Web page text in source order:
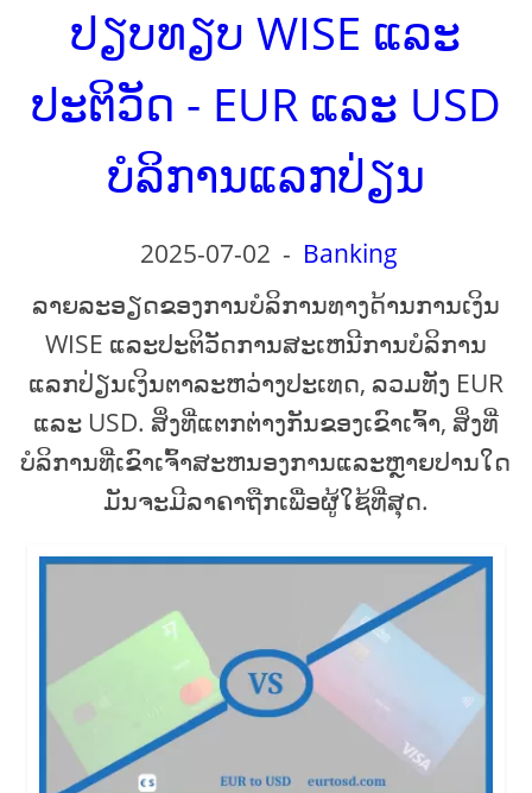
ປຽບທຽບ WISE ແລະ
ປະຕິວັດ - EUR ແລະ USD
ບໍລິການແລກປ່ຽນ
2025-07-02 - Banking
ລາຍລະອຽດຂອງການບໍລິການທາງດ້ານການເງິນ
WISE ແລະປະຕິວັດການສະເຫນີການບໍລິການ
ແລກປ່ຽນເງິນຕາລະຫວ່າງປະເທດ, ລວມທັງ EUR
ແລະ USD. ສິ່ງທີ່ແຕກຕ່າງກັນຂອງເຂົາເຈົ້າ, ສິ່ງທີ່
ບໍລິການທີ່ເຂົາເຈົ້າສະຫນອງການແລະຫຼາຍປານໃດ
ມັນຈະມີລາຄາຖືກເພື່ອຜູ້ໃຊ້ທີ່ສຸດ.